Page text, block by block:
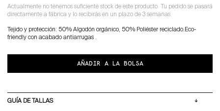
Actualmente no tenemos suficiente stock de este producto. Tu pedido se pasará
directamente a fábrica y lo recibirás en un plazo de 3 semanas.
Tejido y protección: 50% Algodón orgánico, 50% Poliéster reciclado.Eco-
friendly con acabado antiarrugas .
AÑADIR A LA BOLSA
GUÍA DE TALLAS